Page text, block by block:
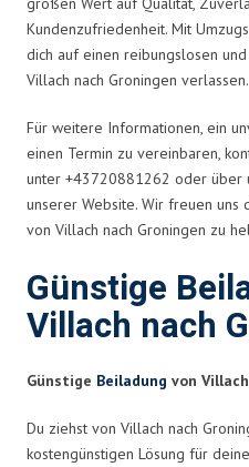
Kundenzufriedenheit. Mit
dich auf einen reibungslosen
Villach nach Groningen verlassen.
Für weitere Informationen, ein
einen Termin zu vereinbaren,
unter +43720881262 oder über
unserer Website. Wir freuen uns
von Villach nach Groningen zu
Günstige
Villach nach
Günstige Beiladung von
Du ziehst von Villach nach
kostengünstigen Lösung für